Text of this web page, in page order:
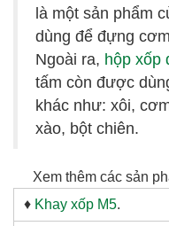
là một sản phẩm
dùng để đựng
Ngoài ra, hộp xốp
tấm còn được
khác như: xôi,
xào, bột chiên.
Xem thêm các sản
♦ Khay xốp M5.